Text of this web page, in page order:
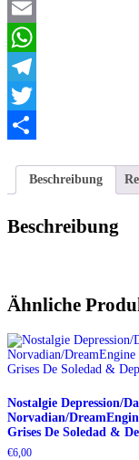
(Compilation)
Menge
Facebook
Email
WhatsApp
Telegram
Twitter
Beschreibung
Beschreibung
Ähnliche
Nostalgie Depression/
Norvadian/
Grises De Soledad &
€6,00